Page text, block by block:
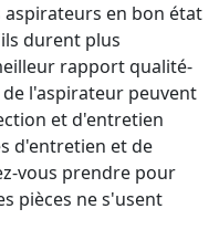
en bon état
durent plus
rapport qualité-
l'aspirateur peuvent
et d'entretien
d'entretien et de
vous prendre pour
pièces ne s'usent